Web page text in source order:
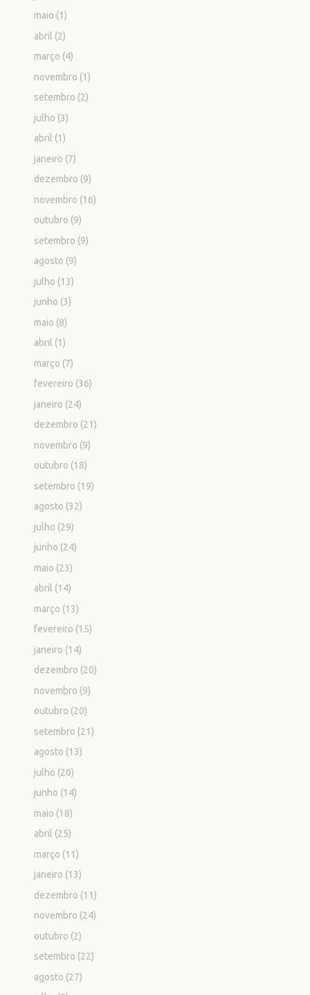
maio (1)
abril (2)
março (4)
novembro (1)
setembro (2)
julho (3)
abril (1)
janeiro (7)
dezembro (9)
novembro (16)
outubro (9)
setembro (9)
agosto (9)
julho (13)
junho (3)
maio (8)
abril (1)
março (7)
fevereiro (36)
janeiro (24)
dezembro (21)
novembro (9)
outubro (18)
setembro (19)
agosto (32)
julho (29)
junho (24)
maio (23)
abril (14)
março (13)
fevereiro (15)
janeiro (14)
dezembro (20)
novembro (9)
outubro (20)
setembro (21)
agosto (13)
julho (20)
junho (14)
maio (18)
abril (25)
março (11)
janeiro (13)
dezembro (11)
novembro (24)
outubro (2)
setembro (22)
agosto (27)